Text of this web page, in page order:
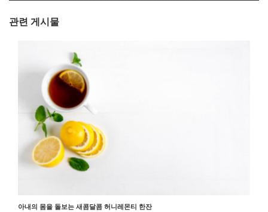
관련 게시물
아내의 몸을 돌보는 새콤달콤 허니레몬티 한잔